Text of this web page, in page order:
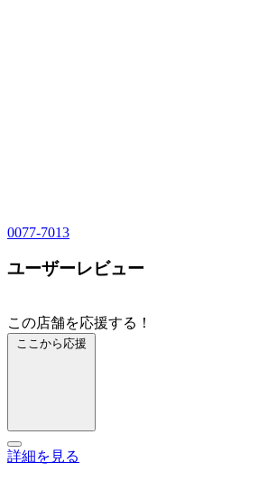
0077-7013
ユーザーレビュー
この店舗を応援する！
ここから応援
詳細を見る